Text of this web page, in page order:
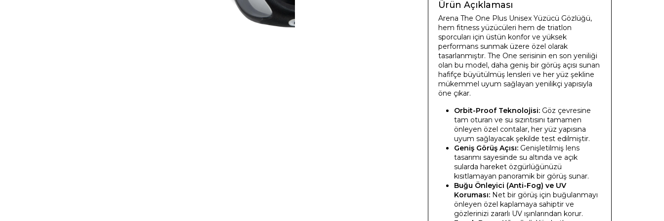
Ürün Açıklaması
Arena The One Plus Unisex Yüzücü Gözlüğü,
hem fitness yüzücüleri hem de triatlon
sporcuları için üstün konfor ve yüksek
performans sunmak üzere özel olarak
tasarlanmıştır. The One serisinin en son yeniliği
olan bu model, daha geniş bir görüş açısı sunan
hafifçe büyütülmüş lensleri ve her yüz şekline
mükemmel uyum sağlayan yenilikçi yapısıyla
öne çıkar.
Orbit-Proof Teknolojisi: Göz çevresine
tam oturan ve su sızıntısını tamamen
önleyen özel contalar, her yüz yapısına
uyum sağlayacak şekilde test edilmiştir.
Geniş Görüş Açısı: Genişletilmiş lens
tasarımı sayesinde su altında ve açık
sularda hareket özgürlüğünüzü
kısıtlamayan panoramik bir görüş sunar.
Buğu Önleyici (Anti-Fog) ve UV
Koruması: Net bir görüş için buğulanmayı
önleyen özel kaplamaya sahiptir ve
gözlerinizi zararlı UV ışınlarından korur.